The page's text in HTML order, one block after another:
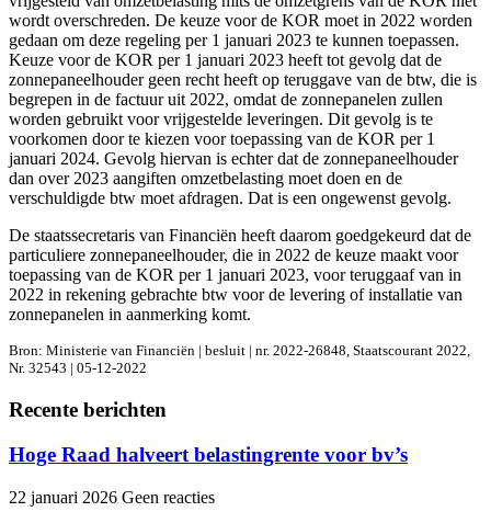
wordt overschreden. De keuze voor de KOR moet in 2022 worden
gedaan om deze regeling per 1 januari 2023 te kunnen toepassen.
Keuze voor de KOR per 1 januari 2023 heeft tot gevolg dat de
zonnepaneelhouder geen recht heeft op teruggave van de btw, die is
begrepen in de factuur uit 2022, omdat de zonnepanelen zullen
worden gebruikt voor vrijgestelde leveringen. Dit gevolg is te
voorkomen door te kiezen voor toepassing van de KOR per 1
januari 2024. Gevolg hiervan is echter dat de zonnepaneelhouder
dan over 2023 aangiften omzetbelasting moet doen en de
verschuldigde btw moet afdragen. Dat is een ongewenst gevolg.
De staatssecretaris van Financiën heeft daarom goedgekeurd dat de
particuliere zonnepaneelhouder, die in 2022 de keuze maakt voor
toepassing van de KOR per 1 januari 2023, voor teruggaaf van in
2022 in rekening gebrachte btw voor de levering of installatie van
zonnepanelen in aanmerking komt.
Bron: Ministerie van Financiën | besluit | nr. 2022-26848, Staatscourant 2022,
Nr. 32543 | 05-12-2022
Recente berichten
Hoge Raad halveert belastingrente voor bv’s
22 januari 2026 Geen reacties